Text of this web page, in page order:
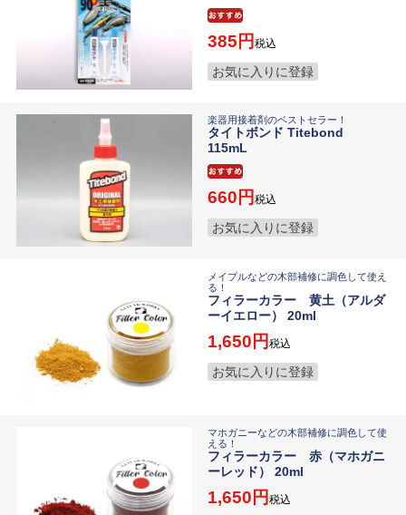
385 税込
お気に入りに登録
楽器用接着剤のベストセラー！
タイトボンド Titebond
115mL
660 税込
お気に入りに登録
メイプルなどの木部補修に調色して使え
る！
フィラーカラー 黄土（アルダ
ーイエロー） 20ml
1,650 税込
お気に入りに登録
マホガニーなどの木部補修に調色して使
える！
フィラーカラー 赤（マホガニ
ーレッド） 20ml
1,650 税込